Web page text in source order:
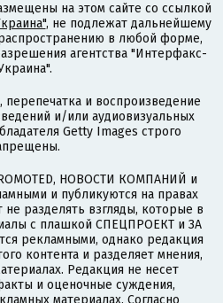
на этом сайте со ссылкой
, не подлежат дальнейшему
в любой форме,
агентства "Интерфакс-
и воспроизведение
и/или аудиовизуальных
Getty Images строго
НОВОСТИ КОМПАНИЙ и
и публикуются на правах
разделять взгляды, которые в
с плашкой СПЕЦПРОЕКТ и ЗА
рекламными, однако редакция
контента и разделяет мнения,
Редакция не несет
и оценочные суждения,